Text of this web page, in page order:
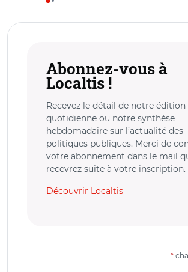
Abonnez-vous à
Localtis !
Recevez le détail de notre édition
quotidienne ou notre synthèse
hebdomadaire sur l’actualité des
politiques publiques. Merci de
votre abonnement dans le mail
recevrez suite à votre inscription.
Découvrir Localtis
*